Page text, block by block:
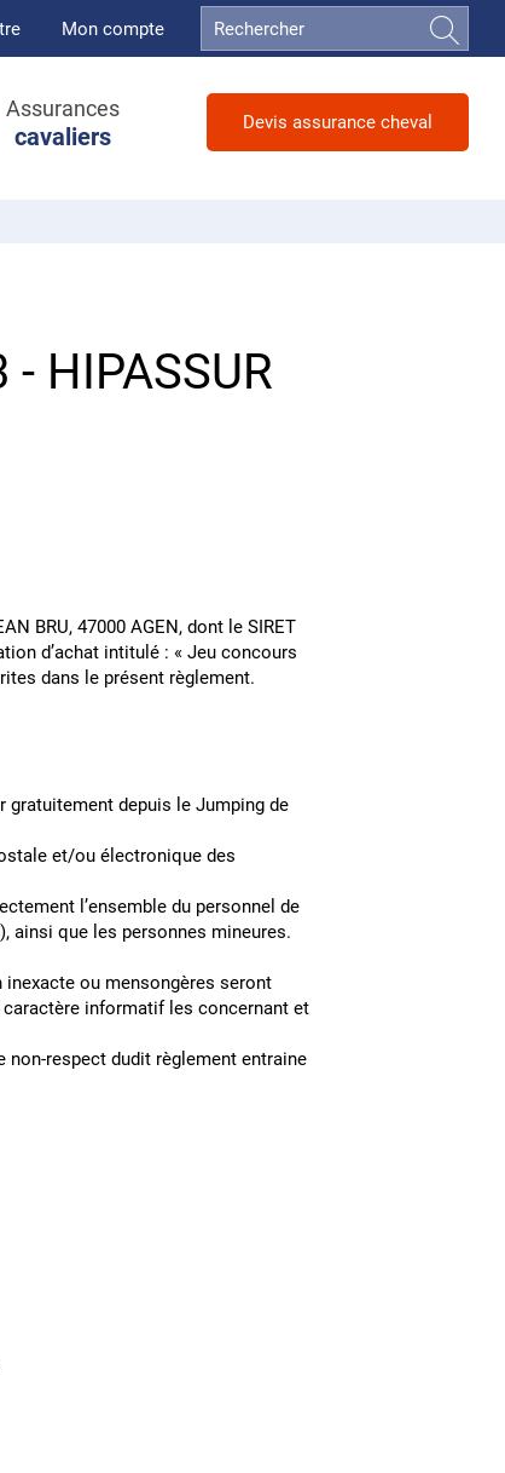
Mon compte
Assurances
cavaliers Devis assurance cheval
HIPASSUR
BRU, 47000 AGEN, dont le SIRET
d’achat intitulé : « Jeu concours
dans le présent règlement.
gratuitement depuis le Jumping de
et/ou électronique des
l’ensemble du personnel de
ainsi que les personnes mineures.
ou mensongères seront
informatif les concernant et
non-respect dudit règlement entraine
du jeu :
à 15h.